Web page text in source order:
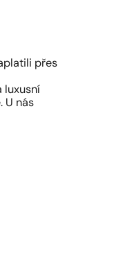
přes
luxusní
U nás